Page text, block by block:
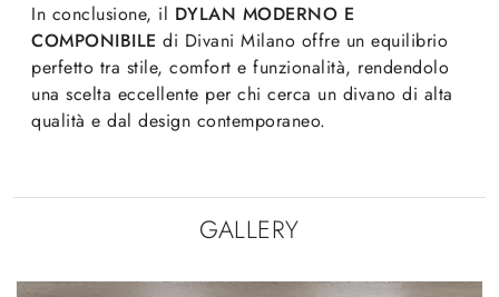
In conclusione, il DYLAN MODERNO E
COMPONIBILE di Divani Milano offre un equilibrio
perfetto tra stile, comfort e funzionalità, rendendolo
una scelta eccellente per chi cerca un divano di alta
qualità e dal design contemporaneo.
GALLERY